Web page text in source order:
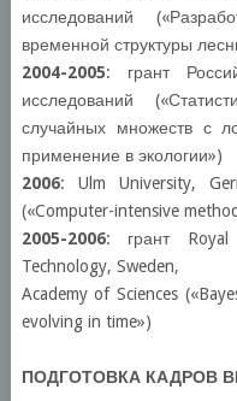
исследований
временной структуры
2004-2005: грант
исследований
случайных множеств с
применение в экологии»)
2006: Ulm University,
(«Computer-intensive
2005-2006: грант Royal
Technology, Sweden,
Academy of Sciences
evolving in time»)
ПОДГОТОВКА КАДРОВ